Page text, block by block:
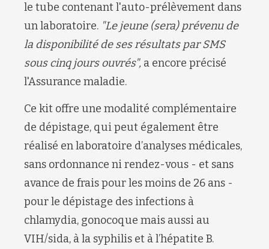
le tube contenant l'auto-prélèvement dans
un laboratoire. "Le jeune (sera) prévenu de
la disponibilité de ses résultats par SMS
sous cinq jours ouvrés", a encore précisé
l'Assurance maladie.
Ce kit offre une modalité complémentaire
de dépistage, qui peut également être
réalisé en laboratoire d’analyses médicales,
sans ordonnance ni rendez-vous - et sans
avance de frais pour les moins de 26 ans -
pour le dépistage des infections à
chlamydia, gonocoque mais aussi au
VIH/sida, à la syphilis et à l’hépatite B.